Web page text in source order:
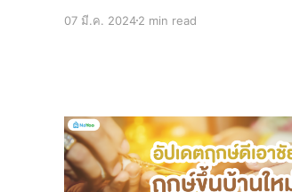
ลึกๆก่อน ตั้งมั่นในสติ ให้มีสมาธิในกา
07 มี.ค. 20242 min read